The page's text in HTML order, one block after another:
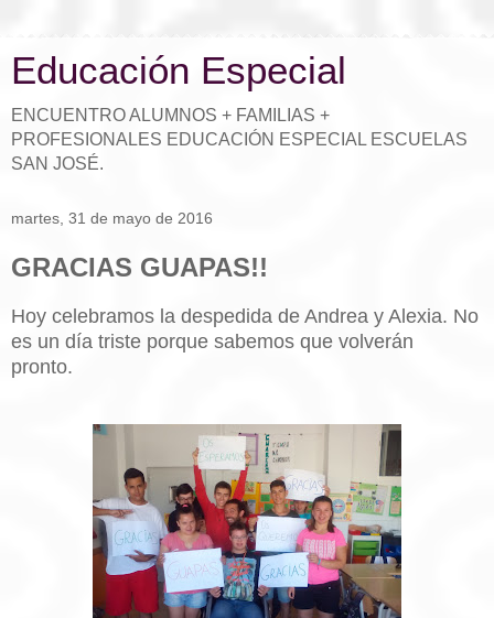
Educación Especial
ENCUENTRO ALUMNOS + FAMILIAS +
PROFESIONALES EDUCACIÓN ESPECIAL ESCUELAS
SAN JOSÉ.
martes, 31 de mayo de 2016
GRACIAS GUAPAS!!
Hoy celebramos la despedida de Andrea y Alexia. No
es un día triste porque sabemos que volverán
pronto.